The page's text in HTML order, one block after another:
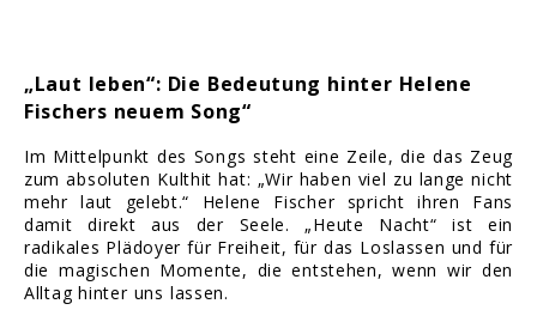
„Laut leben“: Die Bedeutung hinter Helene
Fischers neuem Song“
Im Mittelpunkt des Songs steht eine Zeile, die das Zeug
zum absoluten Kulthit hat: „Wir haben viel zu lange nicht
mehr laut gelebt.“ Helene Fischer spricht ihren Fans
damit direkt aus der Seele. „Heute Nacht“ ist ein
radikales Plädoyer für Freiheit, für das Loslassen und für
die magischen Momente, die entstehen, wenn wir den
Alltag hinter uns lassen.